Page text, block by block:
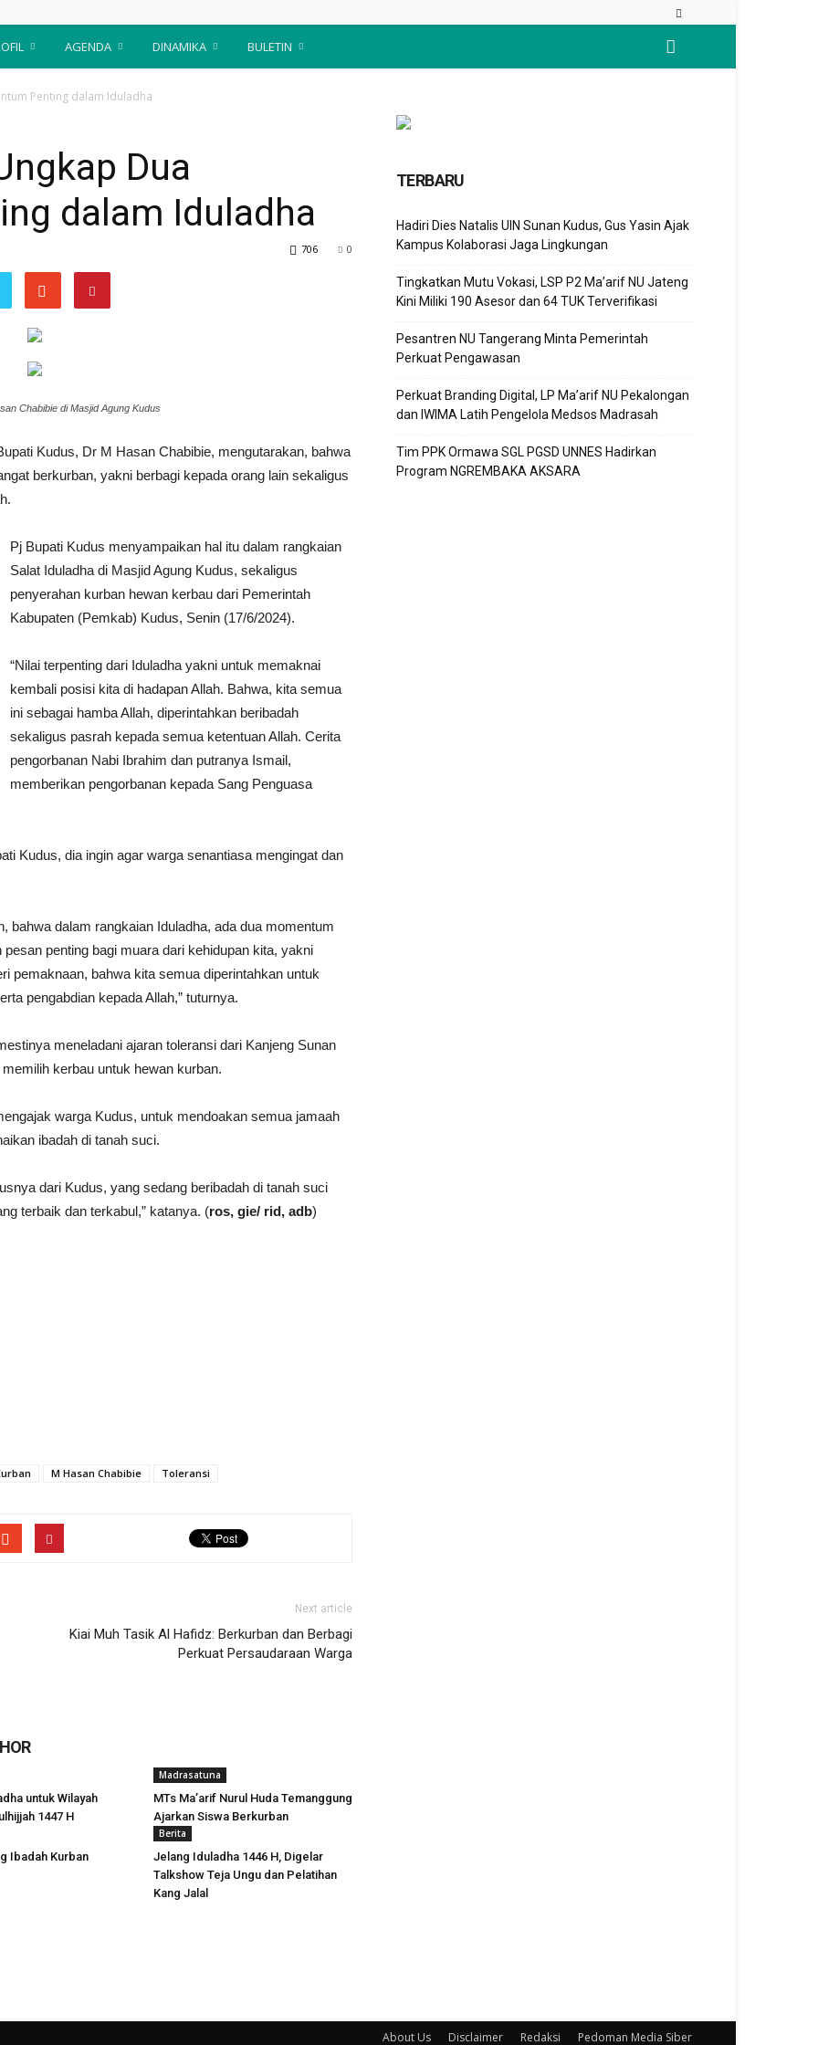
AGENDA DINAMIKA BULETIN
Penting dalam Iduladha
Dua
dalam Iduladha
0
706
Chabibie di Masjid Agung Kudus
Kudus, Dr M Hasan Chabibie, mengutarakan, bahwa
berkurban, yakni berbagi kepada orang lain sekaligus
Pj Bupati Kudus menyampaikan hal itu dalam rangkaian
Salat Iduladha di Masjid Agung Kudus, sekaligus
penyerahan kurban hewan kerbau dari Pemerintah
Kabupaten (Pemkab) Kudus, Senin (17/6/2024).
“Nilai terpenting dari Iduladha yakni untuk memaknai
kembali posisi kita di hadapan Allah. Bahwa, kita semua
ini sebagai hamba Allah, diperintahkan beribadah
sekaligus pasrah kepada semua ketentuan Allah. Cerita
pengorbanan Nabi Ibrahim dan putranya Ismail,
memberikan pengorbanan kepada Sang Penguasa
Kudus, dia ingin agar warga senantiasa mengingat dan
bahwa dalam rangkaian Iduladha, ada dua momentum
penting bagi muara dari kehidupan kita, yakni
pemaknaan, bahwa kita semua diperintahkan untuk
pengabdian kepada Allah,” tuturnya.
meneladani ajaran toleransi dari Kanjeng Sunan
kerbau untuk hewan kurban.
warga Kudus, untuk mendoakan semua jamaah
ibadah di tanah suci.
dari Kudus, yang sedang beribadah di tanah suci
terbaik dan terkabul,” katanya. (ros, gie/ rid, adb)
M Hasan Chabibie Toleransi
Next article
Kiai Muh Tasik Al Hafidz: Berkurban dan Berbagi
Perkuat Persaudaraan Warga
untuk Wilayah
1447 H
Madrasatuna
MTs Ma’arif Nurul Huda Temanggung
Ajarkan Siswa Berkurban
Ibadah Kurban
Berita
Jelang Iduladha 1446 H, Digelar
Talkshow Teja Ungu dan Pelatihan
Kang Jalal
TERBARU
Hadiri Dies Natalis UIN Sunan Kudus, Gus Yasin Ajak
Kampus Kolaborasi Jaga Lingkungan
Tingkatkan Mutu Vokasi, LSP P2 Ma’arif NU Jateng
Kini Miliki 190 Asesor dan 64 TUK Terverifikasi
Pesantren NU Tangerang Minta Pemerintah
Perkuat Pengawasan
Perkuat Branding Digital, LP Ma’arif NU Pekalongan
dan IWIMA Latih Pengelola Medsos Madrasah
Tim PPK Ormawa SGL PGSD UNNES Hadirkan
Program NGREMBAKA AKSARA
About Us Disclaimer Redaksi Pedoman Media Siber